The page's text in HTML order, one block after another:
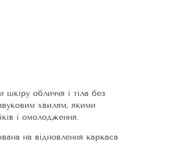
шкіру обличчя і тіла без
хвилям, якими
і омолодження.
на відновлення каркаса